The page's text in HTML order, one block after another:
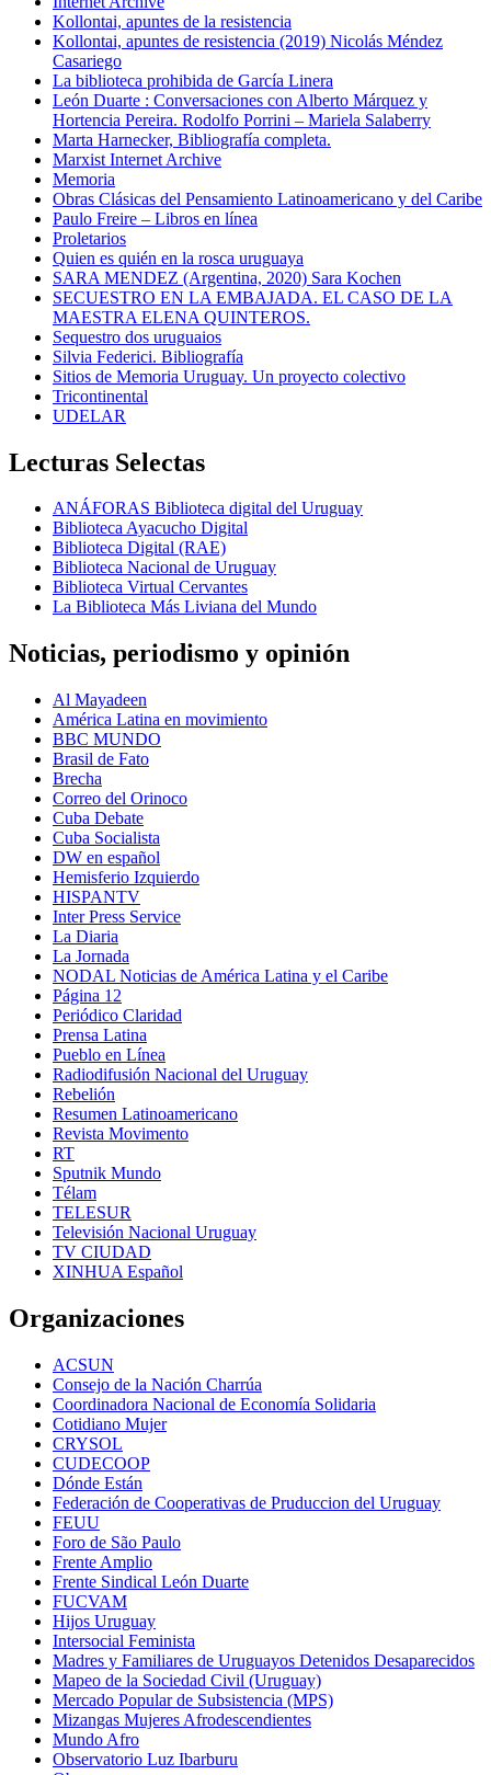
Kollontai, apuntes de la resistencia
Kollontai, apuntes de resistencia (2019) Nicolás Méndez
Casariego
La biblioteca prohibida de García Linera
León Duarte : Conversaciones con Alberto Márquez y
Hortencia Pereira. Rodolfo Porrini – Mariela Salaberry
Marta Harnecker, Bibliografía completa.
Marxist Internet Archive
Memoria
Obras Clásicas del Pensamiento Latinoamericano y del Caribe
Paulo Freire – Libros en línea
Proletarios
Quien es quién en la rosca uruguaya
SARA MENDEZ (Argentina, 2020) Sara Kochen
SECUESTRO EN LA EMBAJADA. EL CASO DE LA
MAESTRA ELENA QUINTEROS.
Sequestro dos uruguaios
Silvia Federici. Bibliografía
Sitios de Memoria Uruguay. Un proyecto colectivo
Tricontinental
UDELAR
Lecturas Selectas
ANÁFORAS Biblioteca digital del Uruguay
Biblioteca Ayacucho Digital
Biblioteca Digital (RAE)
Biblioteca Nacional de Uruguay
Biblioteca Virtual Cervantes
La Biblioteca Más Liviana del Mundo
Noticias, periodismo y opinión
Al Mayadeen
América Latina en movimiento
BBC MUNDO
Brasil de Fato
Brecha
Correo del Orinoco
Cuba Debate
Cuba Socialista
DW en español
Hemisferio Izquierdo
HISPANTV
Inter Press Service
La Diaria
La Jornada
NODAL Noticias de América Latina y el Caribe
Página 12
Periódico Claridad
Prensa Latina
Pueblo en Línea
Radiodifusión Nacional del Uruguay
Rebelión
Resumen Latinoamericano
Revista Movimento
RT
Sputnik Mundo
Télam
TELESUR
Televisión Nacional Uruguay
TV CIUDAD
XINHUA Español
Organizaciones
ACSUN
Consejo de la Nación Charrúa
Coordinadora Nacional de Economía Solidaria
Cotidiano Mujer
CRYSOL
CUDECOOP
Dónde Están
Federación de Cooperativas de Pruduccion del Uruguay
FEUU
Foro de São Paulo
Frente Amplio
Frente Sindical León Duarte
FUCVAM
Hijos Uruguay
Intersocial Feminista
Madres y Familiares de Uruguayos Detenidos Desaparecidos
Mapeo de la Sociedad Civil (Uruguay)
Mercado Popular de Subsistencia (MPS)
Mizangas Mujeres Afrodescendientes
Mundo Afro
Observatorio Luz Ibarburu